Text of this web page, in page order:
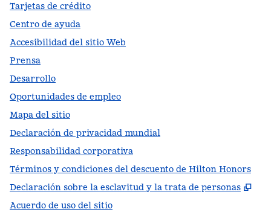
Tarjetas de crédito
Centro de ayuda
Accesibilidad del sitio Web
Prensa
Desarrollo
Oportunidades de empleo
Mapa del sitio
Declaración de privacidad mundial
Responsabilidad corporativa
Términos y condiciones del descuento de Hilton Honors
Declaración sobre la esclavitud y la trata de personas
,
Acuerdo de uso del sitio